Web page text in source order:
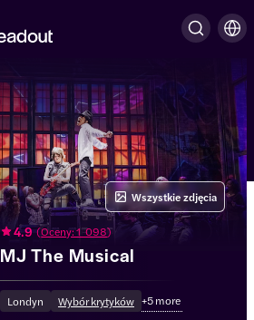
4.9 (Oceny: 1 098)
MJ The Musical
Londyn Wybór krytyków +5more
Wszystkie zdjęcia